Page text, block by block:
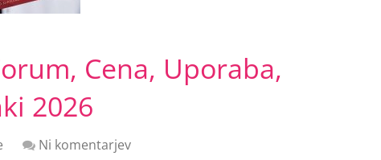
Cena, Uporaba,
2026
Ni komentarjev